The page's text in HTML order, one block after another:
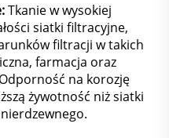
Tkanie w wysokiej
siatki filtracyjne,
filtracji w takich
farmacja oraz
na korozję
żywotność niż siatki